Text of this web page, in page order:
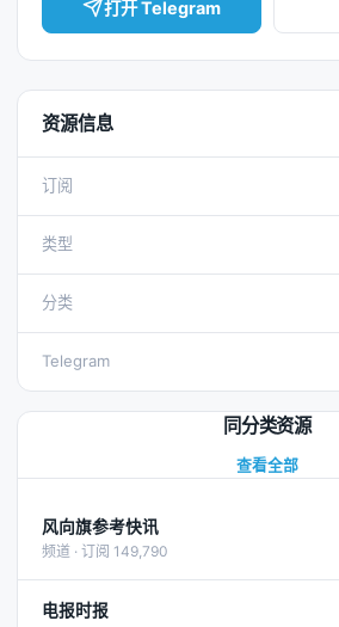
打开 Telegram
资源信息
订阅
类型
分类
Telegram
同分类资源
查看全部
风向旗参考快讯
频道 · 订阅 149,790
电报时报